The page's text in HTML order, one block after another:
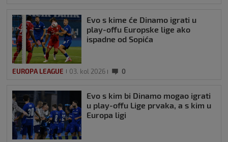
Evo s kime će Dinamo igrati u
play-offu Europske lige ako
ispadne od Sopića
EUROPA LEAGUE 03. kol 2026 0
Evo s kim bi Dinamo mogao igrati
u play-offu Lige prvaka, a s kim u
Europa ligi